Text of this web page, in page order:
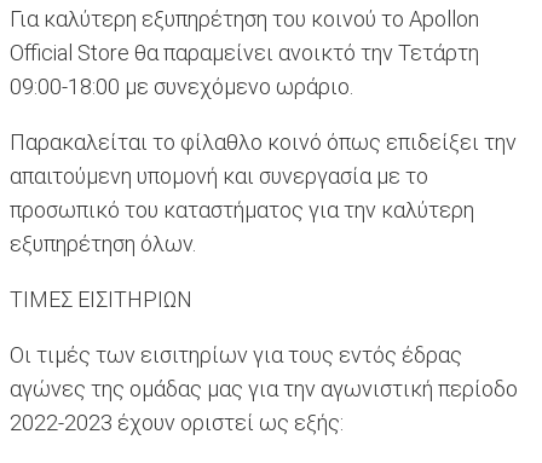
Για καλύτερη εξυπηρέτηση του κοινού το Apollon
Official Store θα παραμείνει ανοικτό την Τετάρτη
09:00-18:00 με συνεχόμενο ωράριο.
Παρακαλείται το φίλαθλο κοινό όπως επιδείξει την
απαιτούμενη υπομονή και συνεργασία με το
προσωπικό του καταστήματος για την καλύτερη
εξυπηρέτηση όλων.
ΤΙΜΕΣ ΕΙΣΙΤΗΡΙΩΝ
Οι τιμές των εισιτηρίων για τους εντός έδρας
αγώνες της ομάδας μας για την αγωνιστική περίοδο
2022-2023 έχουν οριστεί ως εξής: